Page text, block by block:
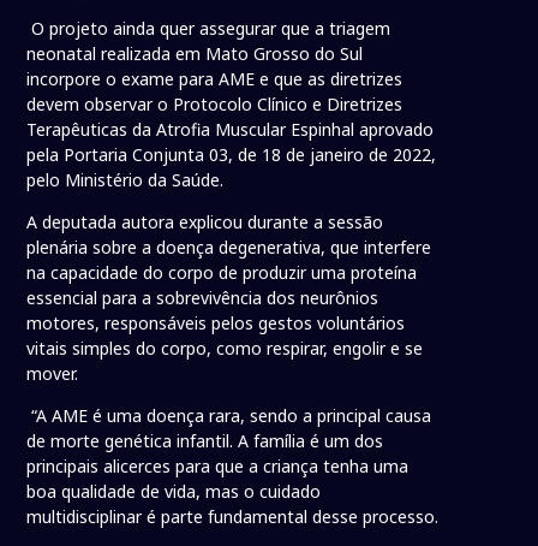
O projeto ainda quer assegurar que a triagem
neonatal realizada em Mato Grosso do Sul
incorpore o exame para AME e que as diretrizes
devem observar o Protocolo Clínico e Diretrizes
Terapêuticas da Atrofia Muscular Espinhal aprovado
pela Portaria Conjunta 03, de 18 de janeiro de 2022,
pelo Ministério da Saúde.
A deputada autora explicou durante a sessão
plenária sobre a doença degenerativa, que interfere
na capacidade do corpo de produzir uma proteína
essencial para a sobrevivência dos neurônios
motores, responsáveis pelos gestos voluntários
vitais simples do corpo, como respirar, engolir e se
mover.
“A AME é uma doença rara, sendo a principal causa
de morte genética infantil. A família é um dos
principais alicerces para que a criança tenha uma
boa qualidade de vida, mas o cuidado
multidisciplinar é parte fundamental desse processo.